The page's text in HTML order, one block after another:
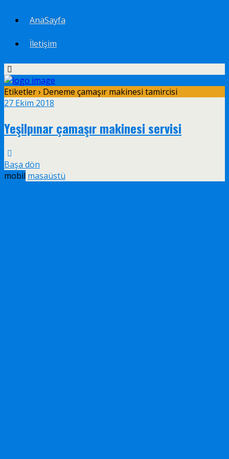
AnaSayfa
İletişim
Etiketler › Deneme çamaşır makinesi tamircisi
27 Ekim 2018
Yeşilpınar çamaşır makinesi servisi
Başa dön
mobil masaüstü